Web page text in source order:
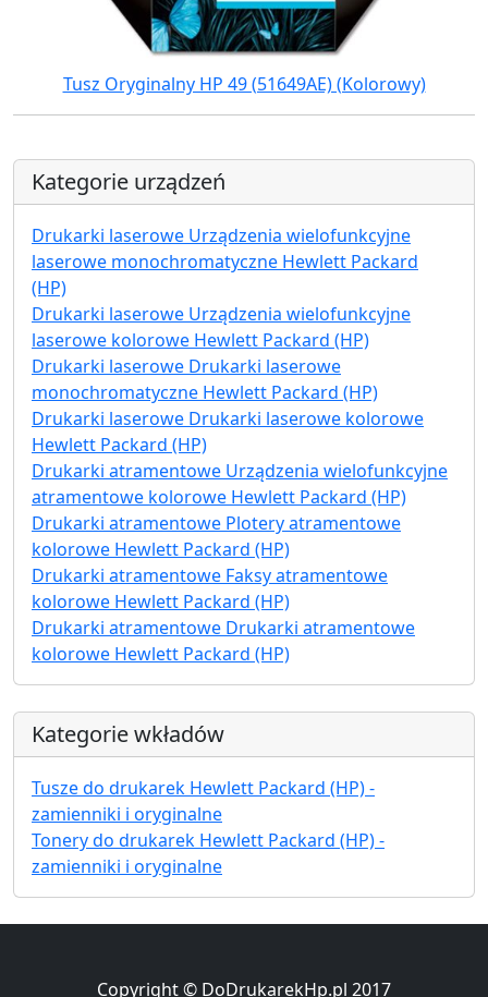
Tusz Oryginalny HP 49 (51649AE) (Kolorowy)
Kategorie urządzeń
Drukarki laserowe Urządzenia wielofunkcyjne
laserowe monochromatyczne Hewlett Packard
(HP)
Drukarki laserowe Urządzenia wielofunkcyjne
laserowe kolorowe Hewlett Packard (HP)
Drukarki laserowe Drukarki laserowe
monochromatyczne Hewlett Packard (HP)
Drukarki laserowe Drukarki laserowe kolorowe
Hewlett Packard (HP)
Drukarki atramentowe Urządzenia wielofunkcyjne
atramentowe kolorowe Hewlett Packard (HP)
Drukarki atramentowe Plotery atramentowe
kolorowe Hewlett Packard (HP)
Drukarki atramentowe Faksy atramentowe
kolorowe Hewlett Packard (HP)
Drukarki atramentowe Drukarki atramentowe
kolorowe Hewlett Packard (HP)
Kategorie wkładów
Tusze do drukarek Hewlett Packard (HP) -
zamienniki i oryginalne
Tonery do drukarek Hewlett Packard (HP) -
zamienniki i oryginalne
Copyright © DoDrukarekHp.pl 2017